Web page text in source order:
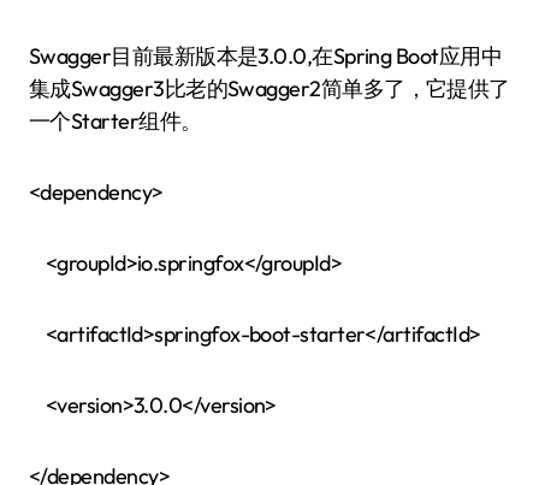
Swagger目前最新版本是3.0.0,在Spring Boot应用中
集成Swagger3比老的Swagger2简单多了，它提供了
一个Starter组件。
<dependency>
<groupId>io.springfox</groupId>
<artifactId>springfox-boot-starter</artifactId>
<version>3.0.0</version>
</dependency>